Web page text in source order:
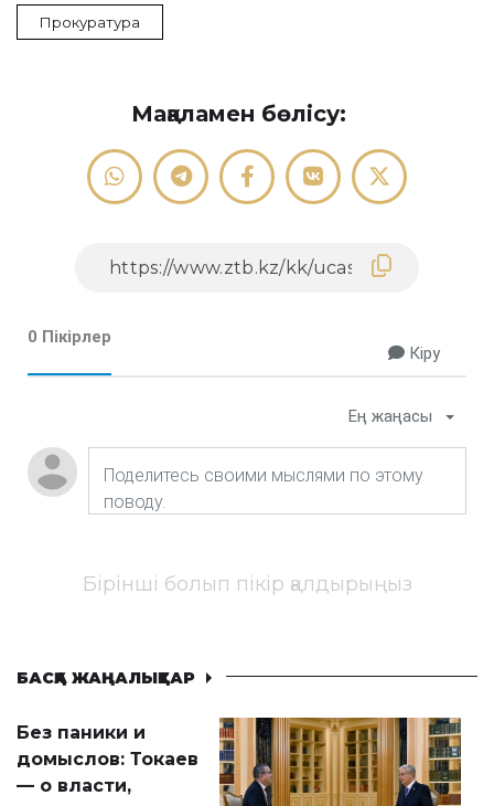
Прокуратура
Мақаламен бөлісу:
0 Пікірлер
Кіру
Ең жаңасы
Бірінші болып пікір қалдырыңыз
БАСҚА ЖАҢАЛЫҚТАР
Без паники и
домыслов: Токаев
— о власти,